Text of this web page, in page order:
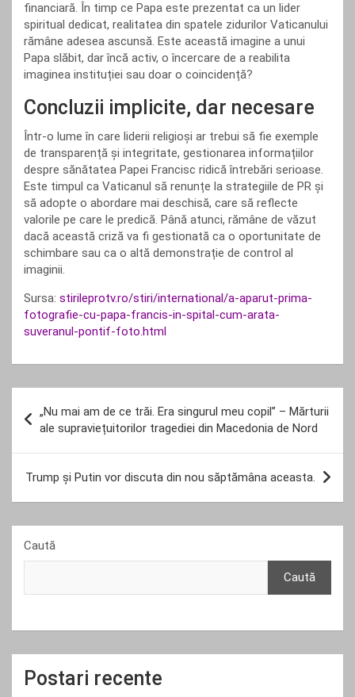
financiară. În timp ce Papa este prezentat ca un lider
spiritual dedicat, realitatea din spatele zidurilor Vaticanului
rămâne adesea ascunsă. Este această imagine a unui
Papa slăbit, dar încă activ, o încercare de a reabilita
imaginea instituției sau doar o coincidență?
Concluzii implicite, dar necesare
Într-o lume în care liderii religioși ar trebui să fie exemple
de transparență și integritate, gestionarea informațiilor
despre sănătatea Papei Francisc ridică întrebări serioase.
Este timpul ca Vaticanul să renunțe la strategiile de PR și
să adopte o abordare mai deschisă, care să reflecte
valorile pe care le predică. Până atunci, rămâne de văzut
dacă această criză va fi gestionată ca o oportunitate de
schimbare sau ca o altă demonstrație de control al
imaginii.
Sursa: stirileprotv.ro/stiri/international/a-aparut-prima-
fotografie-cu-papa-francis-in-spital-cum-arata-
suveranul-pontif-foto.html
în
articole
„Nu mai am de ce trăi. Era singurul meu copil” – Mărturii
ale supraviețuitorilor tragediei din Macedonia de Nord
Trump și Putin vor discuta din nou săptămâna aceasta.
Caută
Caută
Postari recente